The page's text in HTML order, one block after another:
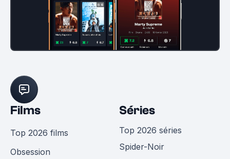
Films
Top 2026 films
Obsession
Séries
Top 2026 séries
Spider-Noir